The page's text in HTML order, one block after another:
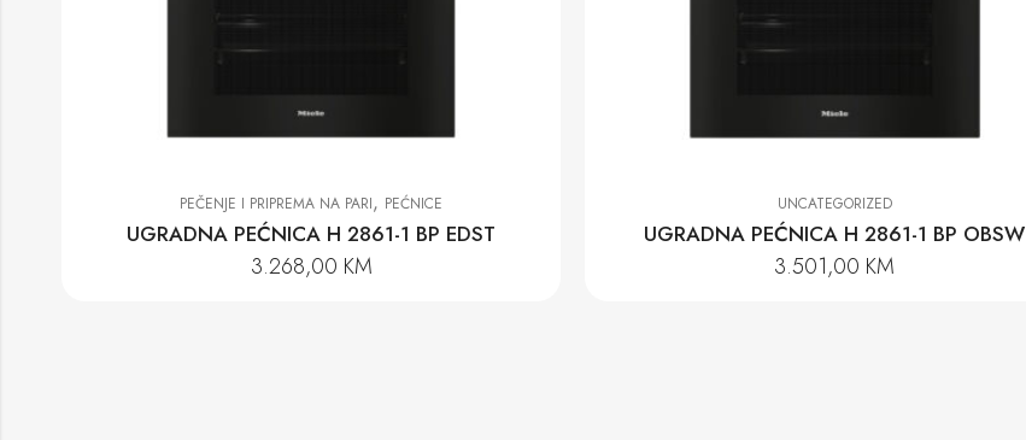
PEČENJE I PRIPREMA NA PARI, PEĆNICE
UGRADNA PEĆNICA H 2861-1 BP EDST
3.268,00 KM
UNCATEGORIZED
UGRADNA PEĆNICA H 2861-1 BP OBSW
3.501,00 KM